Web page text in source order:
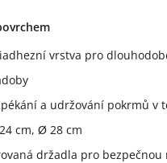
vrstva pro
a udržování pokrmů v
cm, Ø 28 cm
držadla pro